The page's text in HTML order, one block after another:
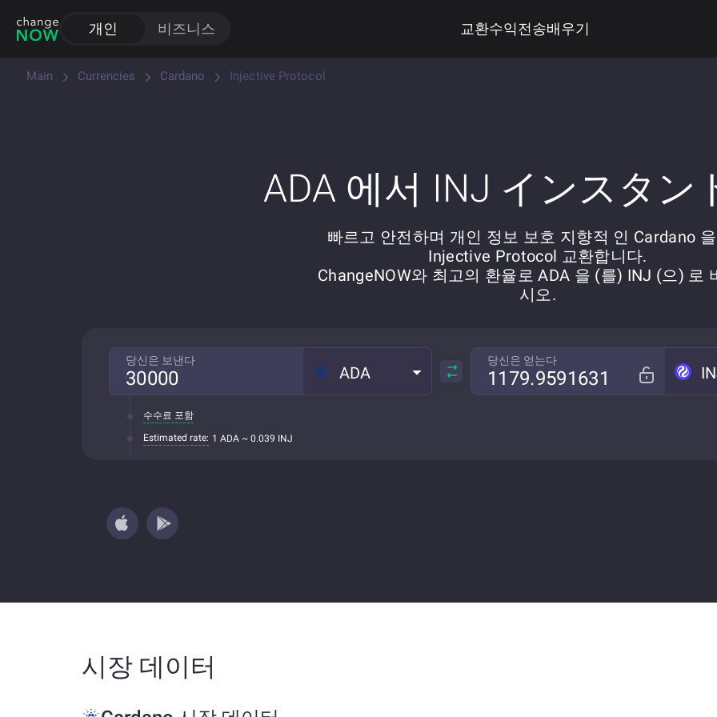
개인 비즈니스 교환수익전송배우기
Main Currencies Cardano Injective Protocol
ADA 에서 INJ インスタン
빠르고 안전하며 개인 정보 보호 지향적 인 Cardano
Injective Protocol 교환합니다.
ChangeNOW와 최고의 환율로 ADA 을 (를) INJ (으) 로
시오.
당신은 보낸다
ADA
수수료 포함
Estimated rate: 1 ADA ~ 0.039 INJ
당신은 얻는다
시장 데이터